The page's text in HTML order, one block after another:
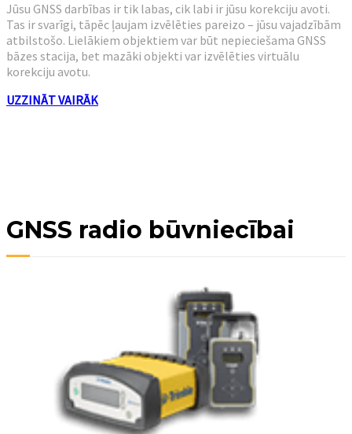
Jūsu GNSS darbības ir tik labas, cik labi ir jūsu korekciju avoti.
Tas ir svarīgi, tāpēc ļaujam izvēlēties pareizo – jūsu vajadzībām
atbilstošo. Lielākiem objektiem var būt nepieciešama GNSS
bāzes stacija, bet mazāki objekti var izvēlēties virtuālu
korekciju avotu.
UZZINĀT VAIRĀK
GNSS radio būvniecībai